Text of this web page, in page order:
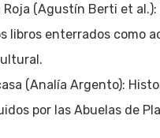
Roja (Agustín Berti et al.):
libros enterrados como
(Analía Argento):
por las Abuelas de